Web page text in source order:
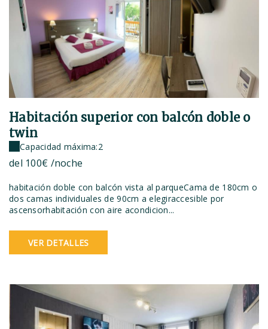
Habitación superior con balcón doble o
twin
Capacidad máxima:2
del 100€ /noche
habitación doble con balcón vista al parqueCama de 180cm o
dos camas individuales de 90cm a elegiraccesible por
ascensorhabitación con aire acondicion...
VER DETALLES